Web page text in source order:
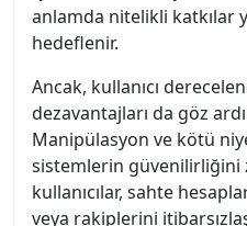
anlamda nitelikli katkılar
hedeflenir.
Ancak, kullanıcı
dezavantajları da göz
Manipülasyon ve kötü
sistemlerin güvenilirliğini
kullanıcılar, sahte
veya rakiplerini